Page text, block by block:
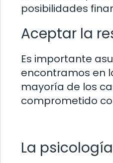
posibilidades
Aceptar la
Es importante
encontramos en
mayoría de los
comprometido
La